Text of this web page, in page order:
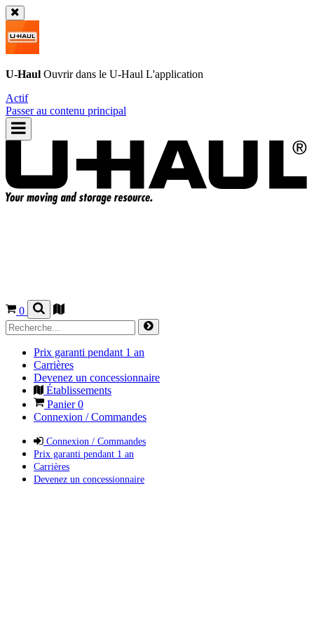
U-Haul Ouvrir dans le U-Haul L'application
Actif
Passer au contenu principal
0
Prix garanti pendant 1 an
Carrières
Devenez un concessionnaire
Établissements
Panier0
Connexion / Commandes
Connexion / Commandes
Prix garanti pendant 1 an
Carrières
Devenez un concessionnaire